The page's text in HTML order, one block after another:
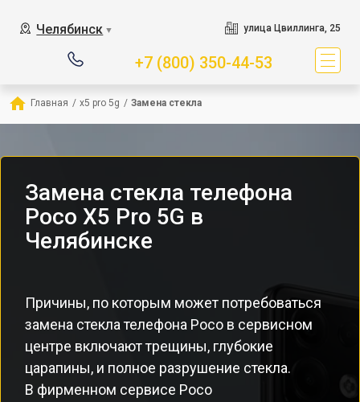
Челябинск ▼ улица Цвиллинга, 25
+7 (800) 350-44-53
Главная / x5 pro 5g / Замена стекла
Замена стекла телефона
Poco X5 Pro 5G в
Челябинске
Причины, по которым может потребоваться
замена стекла телефона Poco в сервисном
центре включают трещины, глубокие
царапины, и полное разрушение стекла.
В фирменном сервисе Poco